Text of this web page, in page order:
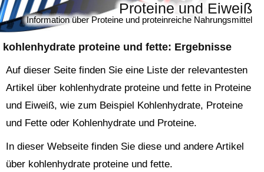
kohlenhydrate proteine und fette: Ergebnisse
Proteine und Eiweiß
Information über Proteine und proteinreiche Nahrungsmittel
Auf dieser Seite finden Sie eine Liste der relevantesten
Artikel über kohlenhydrate proteine und fette in Proteine
und Eiweiß, wie zum Beispiel Kohlenhydrate, Proteine
und Fette oder Kohlenhydrate und Proteine.
In dieser Webseite finden Sie diese und andere Artikel
über kohlenhydrate proteine und fette.